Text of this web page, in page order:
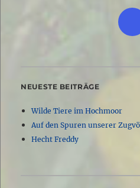
NEUESTE BEITRÄGE
Wilde Tiere im Hochmoor
Auf den Spuren unserer
Hecht Freddy